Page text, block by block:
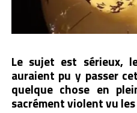
Le sujet est sérieux,
auraient pu y passer
quelque chose en
sacrément violent vu les